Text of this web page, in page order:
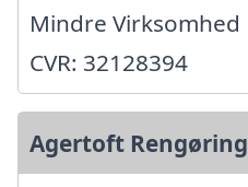
Mindre Virksomhed
CVR: 32128394
Agertoft Rengøring